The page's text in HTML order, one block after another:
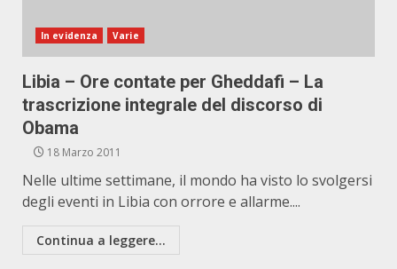
In evidenza Varie
Libia – Ore contate per Gheddafi – La
trascrizione integrale del discorso di
Obama
18 Marzo 2011
Nelle ultime settimane, il mondo ha visto lo svolgersi
degli eventi in Libia con orrore e allarme....
Continua a leggere...